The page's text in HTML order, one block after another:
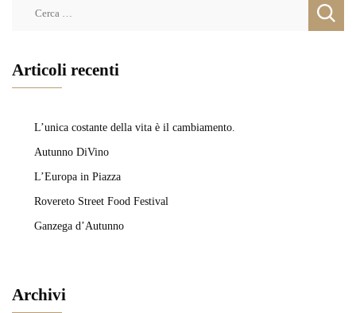
Articoli recenti
L’unica costante della vita è il cambiamento.
Autunno DiVino
L’Europa in Piazza
Rovereto Street Food Festival
Ganzega d’Autunno
Archivi